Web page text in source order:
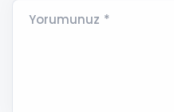
Yorumunuz *